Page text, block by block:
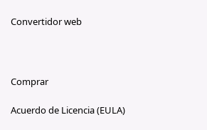
Convertidor web
Comprar
Acuerdo de Licencia (EULA)